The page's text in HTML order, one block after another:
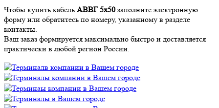
Чтобы купить кабель АВВГ 5х50 заполните электронную
форму или обратитесь по номеру, указанному в разделе
контакты.
Ваш заказ формируется максимально быстро и доставляется
практически в любой регион России.